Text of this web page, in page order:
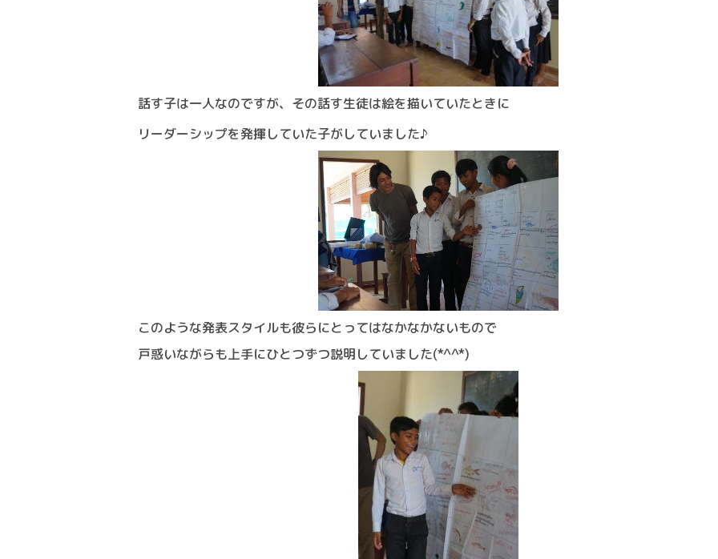
話す子は一人なのですが、その話す生徒は絵を描いていたときに
リーダーシップを発揮していた子がしていました♪
このような発表スタイルも彼らにとってはなかなかないもので
戸惑いながらも上手にひとつずつ説明していました(*^^*)